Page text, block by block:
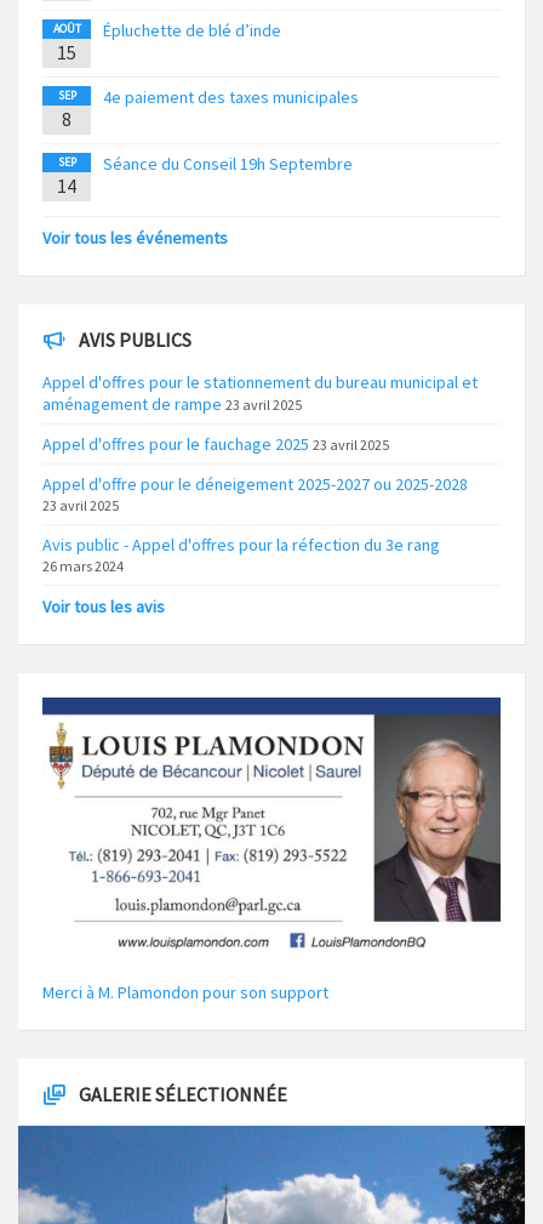
AOÛT
15
Épluchette de blé d’inde
SEP
8
4e paiement des taxes municipales
SEP
14
Séance du Conseil 19h Septembre
Voir tous les événements
AVIS PUBLICS
Appel d'offres pour le stationnement du bureau municipal et
aménagement de rampe 23 avril 2025
Appel d'offres pour le fauchage 2025 23 avril 2025
Appel d'offre pour le déneigement 2025-2027 ou 2025-2028
23 avril 2025
Avis public - Appel d'offres pour la réfection du 3e rang
26 mars 2024
Voir tous les avis
Merci à M. Plamondon pour son support
GALERIE SÉLECTIONNÉE